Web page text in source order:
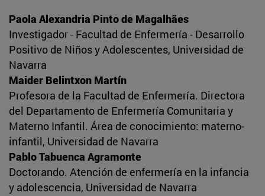
Paola Alexandria Pinto de Magalhães
Investigador - Facultad de Enfermería - Desarrollo
Positivo de Niños y Adolescentes, Universidad de
Navarra
Maider Belintxon Martín
Profesora de la Facultad de Enfermería. Directora
del Departamento de Enfermería Comunitaria y
Materno Infantil. Área de conocimiento: materno-
infantil, Universidad de Navarra
Pablo Tabuenca Agramonte
Doctorando. Atención de enfermería en la infancia
y adolescencia, Universidad de Navarra